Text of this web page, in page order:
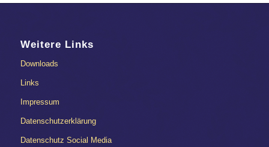
Weitere Links
Downloads
Links
Impressum
Datenschutzerklärung
Datenschutz Social Media